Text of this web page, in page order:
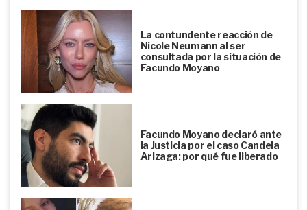
La contundente reacción de
Nicole Neumann al ser
consultada por la situación de
Facundo Moyano
Facundo Moyano declaró ante
la Justicia por el caso Candela
Arizaga: por qué fue liberado